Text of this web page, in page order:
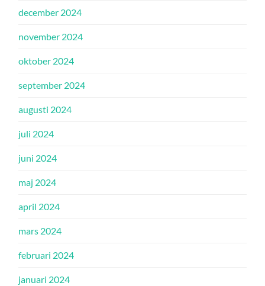
december 2024
november 2024
oktober 2024
september 2024
augusti 2024
juli 2024
juni 2024
maj 2024
april 2024
mars 2024
februari 2024
januari 2024